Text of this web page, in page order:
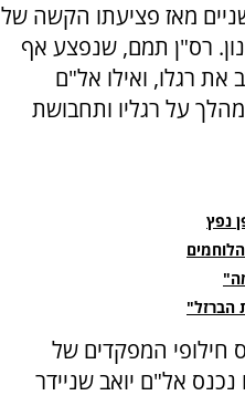
מאז פציעתו הקשה של
רס"ן תמם, שנפצע אף
את רגלו, ואילו אל"ם
על רגליו ותחבושת
הברזל"
חילופי המפקדים של
במסגרתו נכנס אל"ם יואב שניידר